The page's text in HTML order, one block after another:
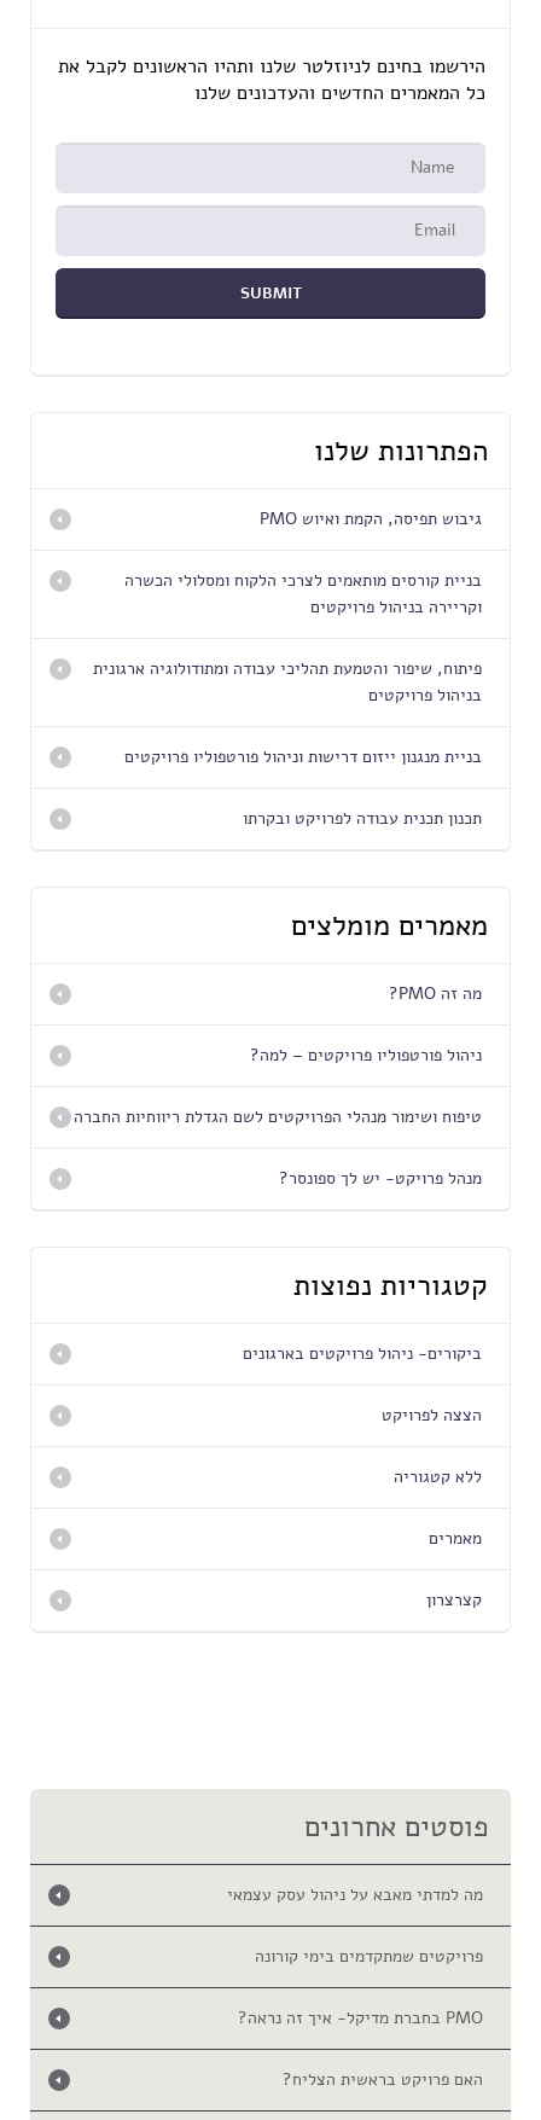
הירשמו בחינם לניוזלטר שלנו ותהיו הראשונים לקבל את
כל המאמרים החדשים והעדכונים שלנו
הפתרונות שלנו
גיבוש תפיסה, הקמת ואיוש PMO
בניית קורסים מותאמים לצרכי הלקוח ומסלולי הכשרה
וקריירה בניהול פרויקטים
פיתוח, שיפור והטמעת תהליכי עבודה ומתודולוגיה ארגונית
בניהול פרויקטים
בניית מנגנון ייזום דרישות וניהול פורטפוליו פרויקטים
תכנון תכנית עבודה לפרויקט ובקרתו
מאמרים מומלצים
מה זה PMO?
ניהול פורטפוליו פרויקטים – למה?
טיפוח ושימור מנהלי הפרויקטים לשם הגדלת ריווחיות החברה
מנהל פרויקט- יש לך ספונסר?
קטגוריות נפוצות
ביקורים- ניהול פרויקטים בארגונים
הצצה לפרויקט
ללא קטגוריה
מאמרים
קצרצרון
פוסטים אחרונים
מה למדתי מאבא על ניהול עסק עצמאי
פרויקטים שמתקדמים בימי קורונה
PMO בחברת מדיקל- איך זה נראה?
האם פרויקט בראשית הצליח?